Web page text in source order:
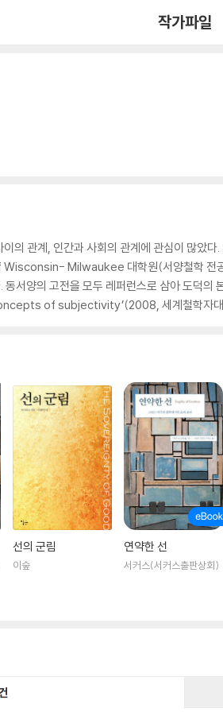
작가파일
의 관계, 인간과 사회의 관계에 관심이 많았
Milwaukee 대학원(서양철학 전공
서양의 고전을 모두 레퍼런스로 삼아 도덕
concepts of subjectivity’(2008, 세계철학
선의 군림
이숲
연약한 선
서커스(서커스출판상회)